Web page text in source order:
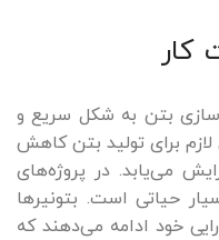
کار
بتن به شکل سریع و
برای تولید بتن کاهش
می‌یابد. در پروژه‌های
حیاتی است. بتونیرها
خود ادامه می‌دهند که